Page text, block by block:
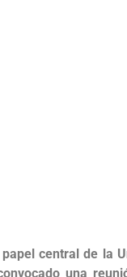
central de la
una